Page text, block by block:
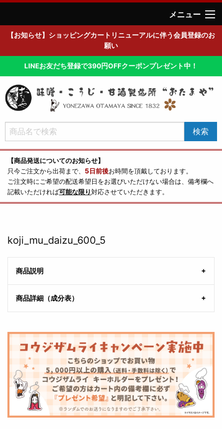
メニュー
【お知らせ】ショッピングカートリニューアルに伴う会員登録のお
願い
LINEお友だち登録で390円OFFクーポンプレゼント中！
【商品発送についてのお知らせ】
只今ご注文から出荷まで、 5日前後お時間を頂戴しております。
ご注文時にご希望の配送希望日をお選びいただけない場合は、備考欄へ
記載いただければ可能な限り対応させていただきます。
koji_mu_daizu_600_5
商品説明
商品詳細（成分表）